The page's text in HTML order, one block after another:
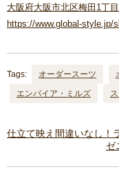
大阪府大阪市北区梅田1丁
https://www.global-style.jp/
Tags: オーダースーツ
エンパイア・ミルズ
仕立て映え間違いなし！
ゼ